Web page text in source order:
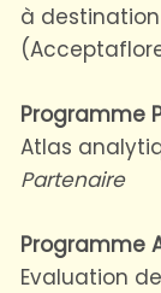
à
Programme
Atlas
Partenaire
Programme
Evaluation